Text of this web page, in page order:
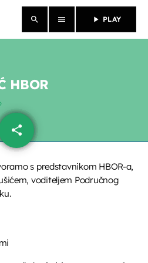
search menu play_arrow PLAY
close
HBOR
share
email
s predstavnikom HBOR-a,
voditeljem Područnog